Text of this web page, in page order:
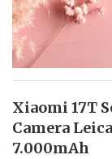
Xiaomi 17T
Camera
7.000mAh